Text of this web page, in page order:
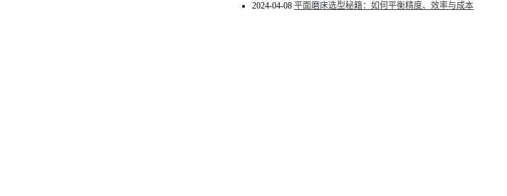
2024-04-08 平面磨床选型秘籍：如何平衡精度、效率与成本